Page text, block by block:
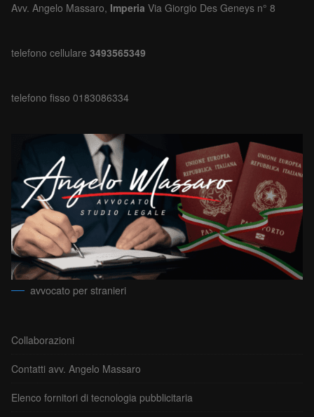
Avv. Angelo Massaro, Imperia Via Giorgio Des Geneys n° 8
telefono cellulare 3493565349
telefono fisso 0183086334
avvocato per stranieri
Collaborazioni
Contatti avv. Angelo Massaro
Elenco fornitori di tecnologia pubblicitaria